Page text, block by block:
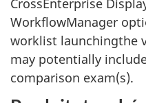
CrossEnterprise
WorkflowManager
worklist launchingthe
may potentially
comparison exam(s).